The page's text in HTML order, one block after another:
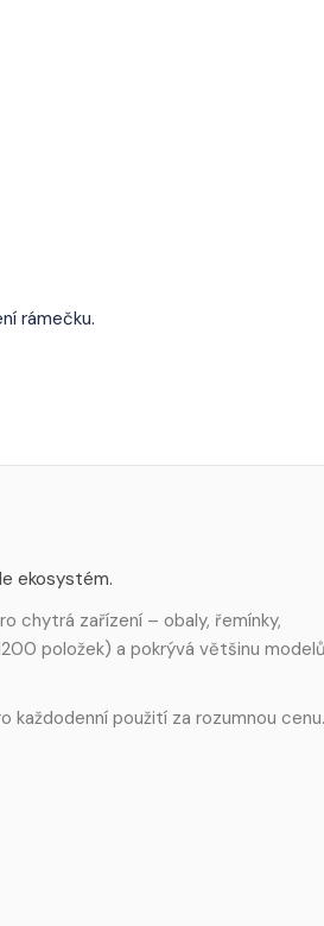
rámečku.
ekosystém.
chytrá zařízení – obaly, řemínky,
položek) a pokrývá většinu
každodenní použití za rozumnou cenu.